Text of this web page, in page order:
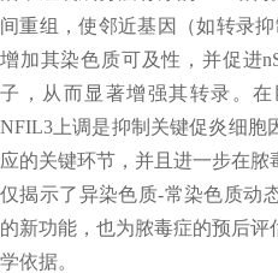
间重组，使邻近基因（如转录
增加其染色质可及性，并促进
子，从而显著增强其转录。
NFIL3上调是抑制关键促炎细胞
应的关键环节，并且进一步在
仅揭示了异染色质-常染色质动
的新功能，也为脓毒症的预后
学依据。